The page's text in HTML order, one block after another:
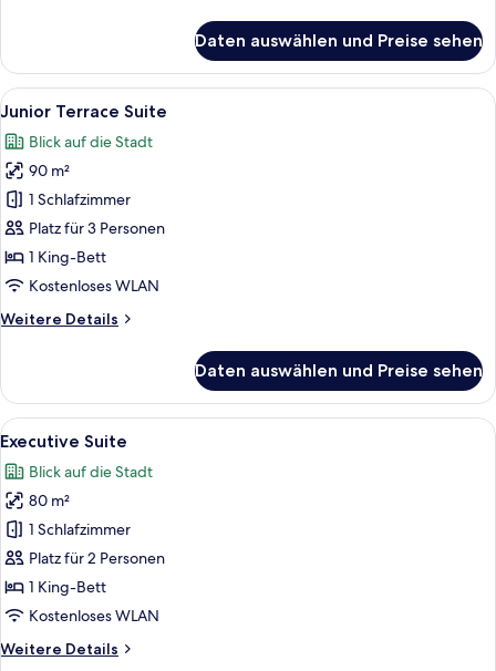
Suite
Daten auswählen und Preise sehen
Alle
Fotos
für
Junior
Terrace
Suite
anzeigen
Ein modernes Hotelzimmer mit einer
5
Junior Terrace Suite
Blick auf die Stadt
90 m²
1 Schlafzimmer
Platz für 3 Personen
1 King-Bett
Kostenloses WLAN
Weitere Details
Weitere
Terrace
Suite
Daten auswählen und Preise sehen
Alle
Fotos
für
Executive
Suite
anzeigen
Ein modernes Hotelzimmer mit
10
Executive Suite
Blick auf die Stadt
80 m²
1 Schlafzimmer
Platz für 2 Personen
1 King-Bett
Kostenloses WLAN
Weitere Details
Weitere